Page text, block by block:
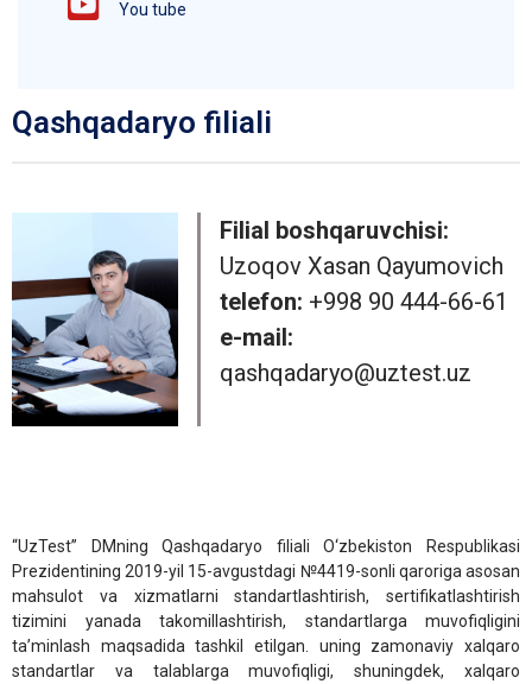
You tube
Qashqadaryo filiali
Filial boshqaruvchisi:
Uzoqov Xasan Qayumovich
telefon: +998 90 444-66-61
e-mail:
qashqadaryo@uztest.uz
“UzTest” DMning Qashqadaryo filiali O‘zbekiston Respublikasi
Prezidentining 2019-yil 15-avgustdagi №4419-sonli qaroriga asosan
mahsulot va xizmatlarni standartlashtirish, sertifikatlashtirish
tizimini yanada takomillashtirish, standartlarga muvofiqligini
ta’minlash maqsadida tashkil etilgan. uning zamonaviy xalqaro
standartlar va talablarga muvofiqligi, shuningdek, xalqaro